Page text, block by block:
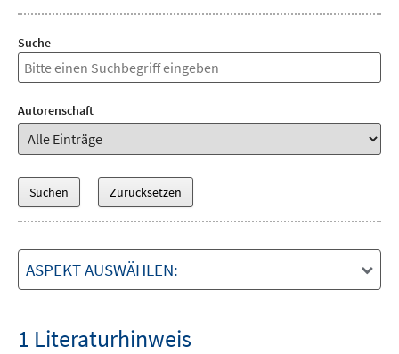
Suche
Autorenschaft
ASPEKT AUSWÄHLEN:
1 Literaturhinweis